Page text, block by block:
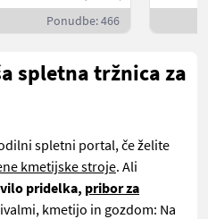
Ponudbe: 466
spletna tržnica za
spletni portal, če želite
kmetijske stroje. Ali
pridelka, pribor za
kmetijo in gozdom: Na